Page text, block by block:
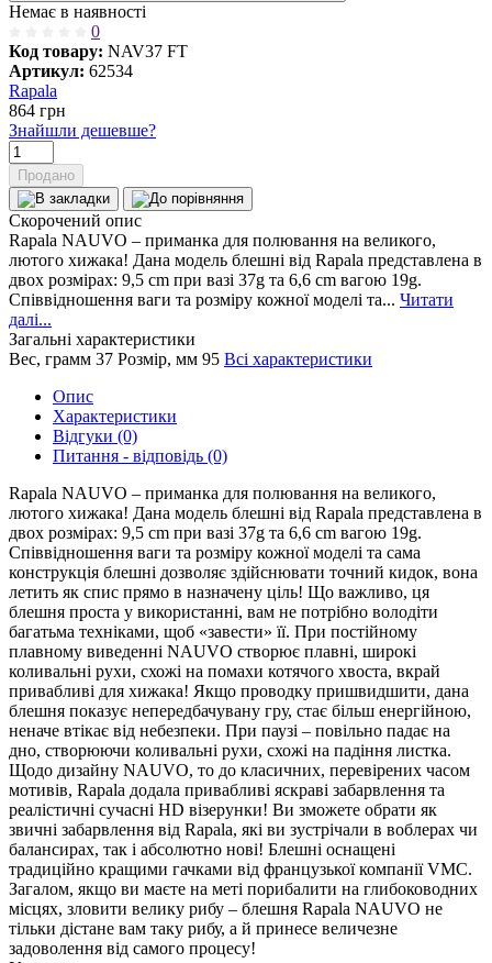
Немає в наявності
0
Код товару: NAV37 FT
Артикул: 62534
Rapala
864 грн
Знайшли дешевше?
Продано
Скорочений опис
Rapala NAUVO – приманка для полювання на великого,
лютого хижака! Дана модель блешні від Rapala представлена в
двох розмірах: 9,5 cm при вазі 37g та 6,6 cm вагою 19g.
Співвідношення ваги та розміру кожної моделі та... Читати
далі...
Загальні характеристики
Вес, грамм 37 Розмір, мм 95 Всі характеристики
Опис
Характеристики
Відгуки (0)
Питання - відповідь (0)
Rapala NAUVO – приманка для полювання на великого,
лютого хижака! Дана модель блешні від Rapala представлена в
двох розмірах: 9,5 cm при вазі 37g та 6,6 cm вагою 19g.
Співвідношення ваги та розміру кожної моделі та сама
конструкція блешні дозволяє здійснювати точний кидок, вона
летить як спис прямо в назначену ціль! Що важливо, ця
блешня проста у використанні, вам не потрібно володіти
багатьма техніками, щоб «завести» її. При постійному
плавному виведенні NAUVO створює плавні, широкі
коливальні рухи, схожі на помахи котячого хвоста, вкрай
привабливі для хижака! Якщо проводку пришвидшити, дана
блешня показує непередбачувану гру, стає більш енергійною,
неначе втікає від небезпеки. При паузі – повільно падає на
дно, створюючи коливальні рухи, схожі на падіння листка.
Щодо дизайну NAUVO, то до класичних, перевірених часом
мотивів, Rapala додала привабливі яскраві забарвлення та
реалістичні сучасні HD візерунки! Ви зможете обрати як
звичні забарвлення від Rapala, які ви зустрічали в воблерах чи
балансирах, так і абсолютно нові! Блешні оснащені
традиційно кращими гачками від французької компанії VMC.
Загалом, якщо ви маєте на меті порибалити на глибоководних
місцях, зловити велику рибу – блешня Rapala NAUVO не
тільки дістане вам таку рибу, а й принесе величезне
задоволення від самого процесу!